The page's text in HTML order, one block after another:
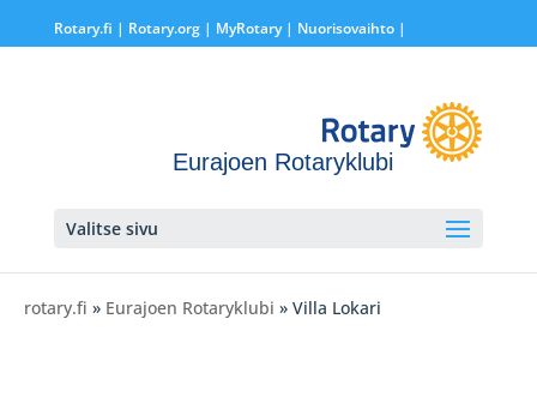
Rotary.fi | Rotary.org| MyRotary | Nuorisovaihto|
Eurajoen Rotaryklubi
Valitse sivu
rotary.fi » Eurajoen Rotaryklubi » Villa Lokari